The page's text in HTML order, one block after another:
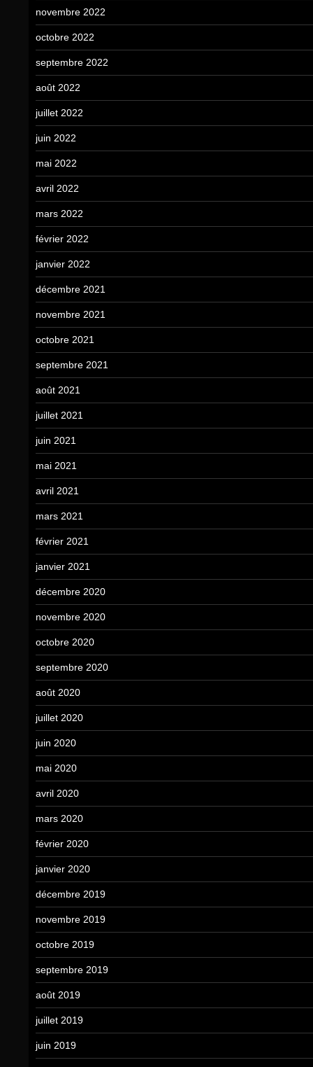
novembre 2022
octobre 2022
septembre 2022
août 2022
juillet 2022
juin 2022
mai 2022
avril 2022
mars 2022
février 2022
janvier 2022
décembre 2021
novembre 2021
octobre 2021
septembre 2021
août 2021
juillet 2021
juin 2021
mai 2021
avril 2021
mars 2021
février 2021
janvier 2021
décembre 2020
novembre 2020
octobre 2020
septembre 2020
août 2020
juillet 2020
juin 2020
mai 2020
avril 2020
mars 2020
février 2020
janvier 2020
décembre 2019
novembre 2019
octobre 2019
septembre 2019
août 2019
juillet 2019
juin 2019